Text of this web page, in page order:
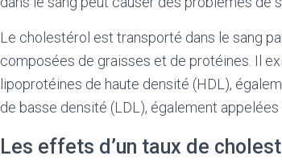
Le cholestérol est transporté dans le sang
composées de graisses et de protéines. Il
lipoprotéines de haute densité (HDL),
de basse densité (LDL), également appelées
Les effets d’un taux de